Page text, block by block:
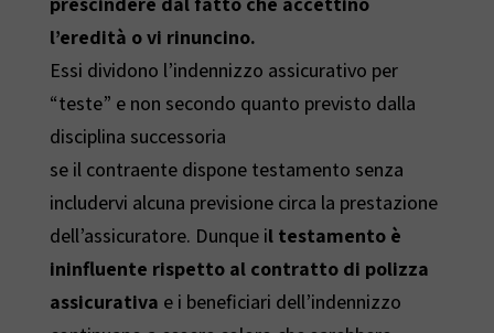
l’eredità o vi rinuncino.
Essi dividono l’indennizzo assicurativo per
“teste” e non secondo quanto previsto dalla
disciplina successoria
se il contraente dispone testamento senza
includervi alcuna previsione circa la prestazione
dell’assicuratore. Dunque il testamento è
ininfluente rispetto al contratto di polizza
assicurativa e i beneficiari dell’indennizzo